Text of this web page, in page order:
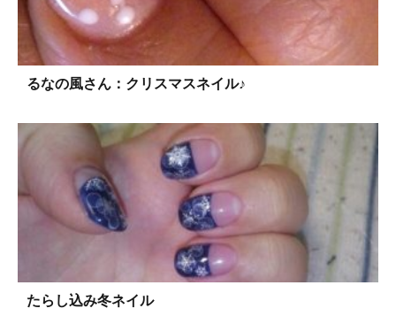
るなの風さん：クリスマスネイル♪
たらし込み冬ネイル